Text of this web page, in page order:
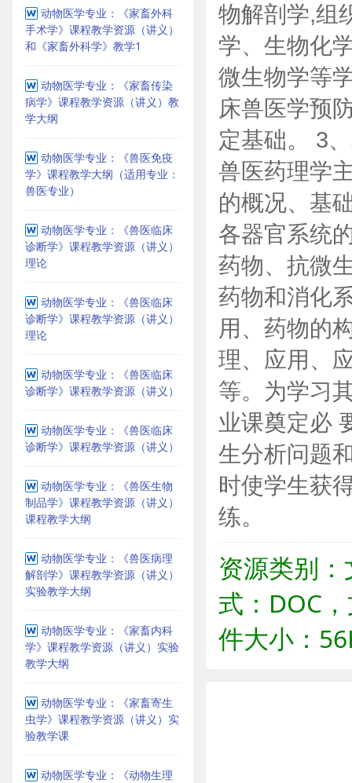
动物医学专业：《家畜外科
手术学》课程教学资源（讲义）
和《家畜外科学》教学1
动物医学专业：《家畜传染
病学》课程教学资源（讲义）教
学大纲
动物医学专业：《兽医免疫
学》课程教学大纲（适用专业：
兽医专业）
动物医学专业：《兽医临床
诊断学》课程教学资源（讲义）
理论
动物医学专业：《兽医临床
诊断学》课程教学资源（讲义）
理论
动物医学专业：《兽医临床
诊断学》课程教学资源（讲义）
动物医学专业：《兽医临床
诊断学》课程教学资源（讲义）
动物医学专业：《兽医生物
制品学》课程教学资源（讲义）
课程教学大纲
动物医学专业：《兽医病理
解剖学》课程教学资源（讲义）
实验教学大纲
动物医学专业：《家畜内科
学》课程教学资源（讲义）实验
教学大纲
动物医学专业：《家畜寄生
虫学》课程教学资源（讲义）实
验教学课
动物医学专业：《动物生理
物解剖学,组
学、生物化
微生物学等
床兽医学预
定基础。 3
兽医药理学
的概况、基
各器官系统
药物、抗微
药物和消化
用、药物的
理、应用、
等。为学习
业课奠定必
生分析问题
时使学生获
练。
资源类别
式：DOC
件大小：